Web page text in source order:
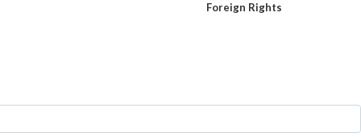
Foreign Rights